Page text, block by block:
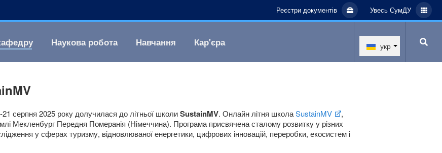
Реєстри документів Увесь СумДУ
укр
Наукова робота Навчання Кар'єра
серпня 2025 року долучилася до літньої школиSustainMV. Онлайн літня школаSustainMV
,
Мекленбург Передня Померанія (Німеччина). Програма присвячена сталому розвитку у різних
у сферах туризму, відновлюваної енергетики, цифрових інновацій, переробки, екосистем і